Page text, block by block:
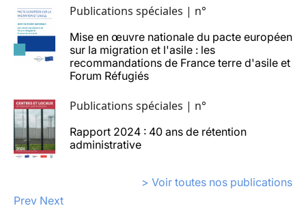
Publications spéciales | n°
Mise en œuvre nationale du pacte européen
sur la migration et l'asile : les
recommandations de France terre d'asile et
Forum Réfugiés
Publications spéciales | n°
Rapport 2024 : 40 ans de rétention
administrative
> Voir toutes nos publications
Prev Next